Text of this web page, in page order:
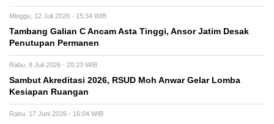
Minggu, 12 Juli 2026 - 15:34 WIB
Tambang Galian C Ancam Asta Tinggi, Ansor Jatim Desak
Penutupan Permanen
Rabu, 8 Juli 2026 - 20:23 WIB
Sambut Akreditasi 2026, RSUD Moh Anwar Gelar Lomba
Kesiapan Ruangan
Rabu, 17 Juni 2026 - 16:04 WIB